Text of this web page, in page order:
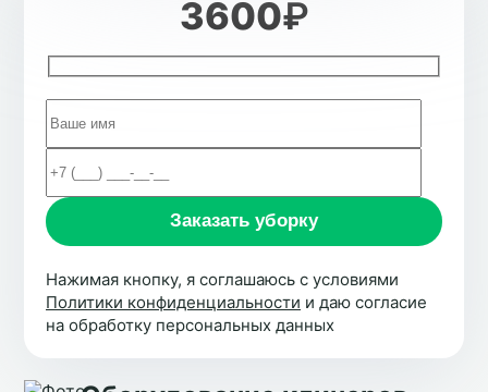
3600₽
Нажимая кнопку, я соглашаюсь с условиями
Политики конфиденциальности и даю согласие
на обработку персональных данных